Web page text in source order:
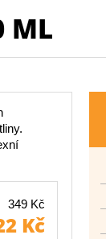
ML
349 Kč
Kč